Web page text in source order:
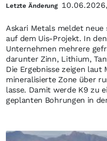
Askari Metals meldet
auf dem Uis-Projekt. In
Unternehmen mehrere
darunter Zinn, Lithium,
Die Ergebnisse zeigen laut
mineralisierte Zone über
lasse. Damit werde K9 zu
geplanten Bohrungen in
Letzte Änderung